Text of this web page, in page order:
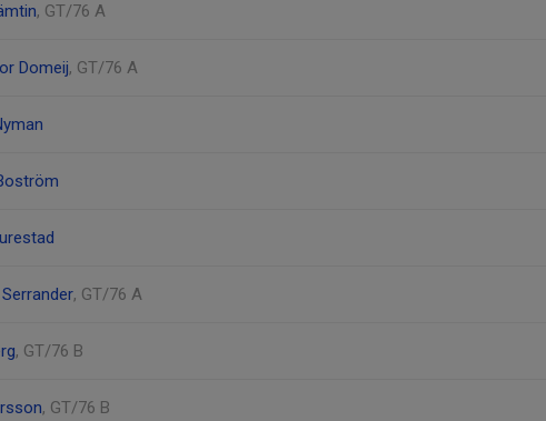
, GT/76 A
Domeij, GT/76 A
, GT/76 A
, GT/76 B
, GT/76 B